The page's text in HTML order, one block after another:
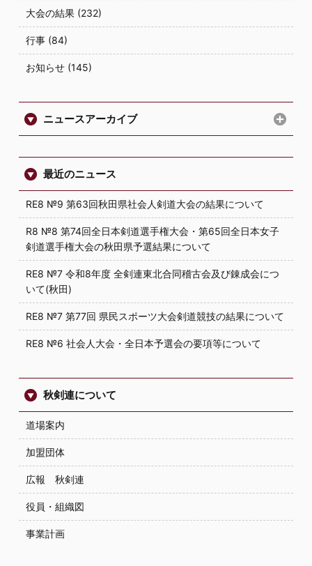
大会の結果 (232)
行事 (84)
お知らせ (145)
ニュースアーカイブ
最近のニュース
RE8 №9 第63回秋田県社会人剣道大会の結果について
R8 №8 第74回全日本剣道選手権大会・第65回全日本女子
剣道選手権大会の秋田県予選結果について
RE8 №7 令和8年度 全剣連東北合同稽古会及び錬成会につ
いて(秋田)
RE8 №7 第77回 県民スポーツ大会剣道競技の結果について
RE8 №6 社会人大会・全日本予選会の要項等について
秋剣連について
道場案内
加盟団体
広報 秋剣連
役員・組織図
事業計画